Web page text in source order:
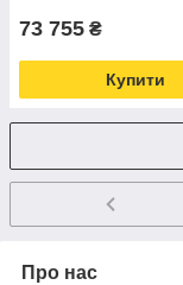
73 755 ₴
Купити
Про нас